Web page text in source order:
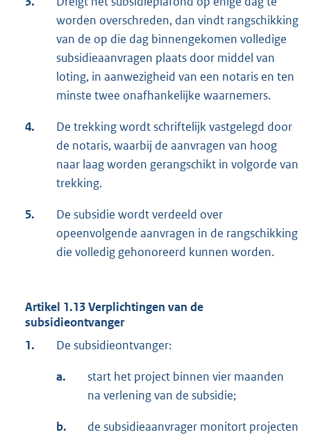
worden overschreden, dan vindt rangschikking
van de op die dag binnengekomen volledige
subsidieaanvragen plaats door middel van
loting, in aanwezigheid van een notaris en ten
minste twee onafhankelijke waarnemers.
4.
De trekking wordt schriftelijk vastgelegd door
de notaris, waarbij de aanvragen van hoog
naar laag worden gerangschikt in volgorde van
trekking.
5.
De subsidie wordt verdeeld over
opeenvolgende aanvragen in de rangschikking
die volledig gehonoreerd kunnen worden.
Artikel 1.13 Verplichtingen van de
subsidieontvanger
1.
De subsidieontvanger:
a.
start het project binnen vier maanden
na verlening van de subsidie;
b.
de subsidieaanvrager monitort projecten